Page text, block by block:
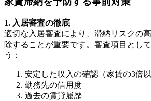
1. 入居審査の徹底
適切な入居審査により、滞納リスクの
除することが重要です。審査項目とし
う：
安定した収入の確認（家賃の3倍以
勤務先の信用度
過去の賃貸履歴